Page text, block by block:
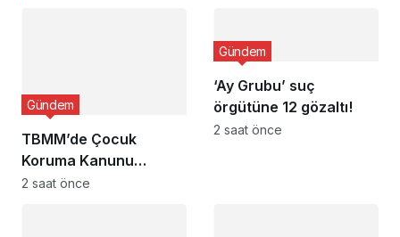
TBMM’de Çocuk
Koruma Kanunu
teklifinin ilk
Gündem
2 saat önce
‘Ay Grubu’ suç
örgütüne 12 gözaltı!
Gündem
2 saat önce